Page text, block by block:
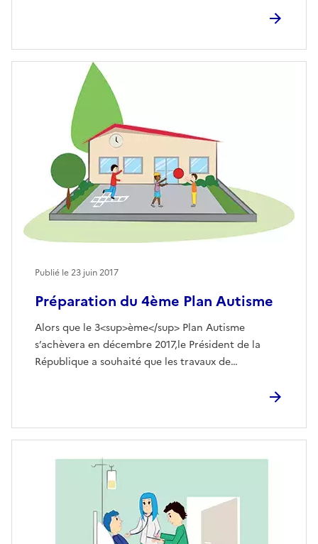
Préparation du 4ème Plan Autisme
Alors que le 3<sup>ème</sup> Plan Autisme
s’achèvera en décembre 2017,le Président de la
République a souhaité que les travaux de…
Publié le23 juin 2017